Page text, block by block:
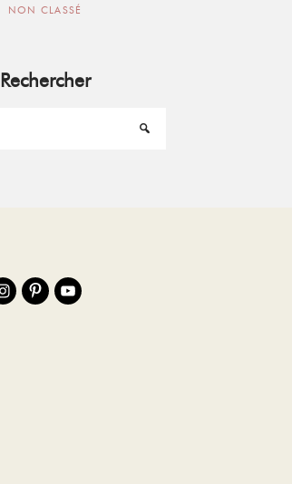
NON CLASSÉ
Rechercher